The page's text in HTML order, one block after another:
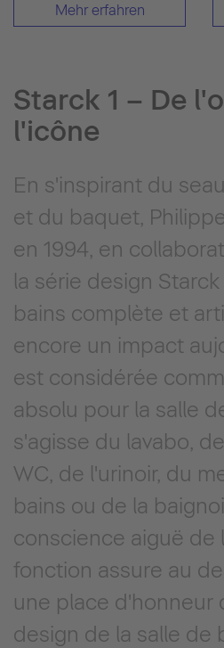
Mehr erfahren
Starck 1 – De
l'icône
En s'inspirant du
et du baquet,
en 1994, en
la série design Starck
bains complète et
encore un impact
est considérée
absolu pour la salle
s'agisse du lavabo,
WC, de l'urinoir, du
bains ou de la
conscience aiguë de
fonction assure au
une place d'honneur
design de la salle de